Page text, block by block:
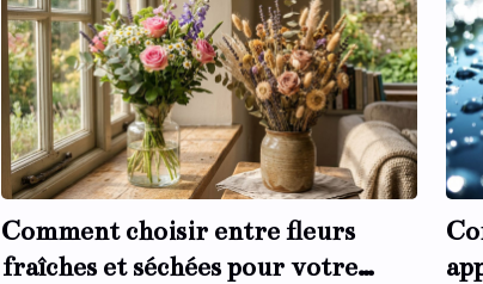
Comment choisir entre fleurs
fraîches et séchées pour votre